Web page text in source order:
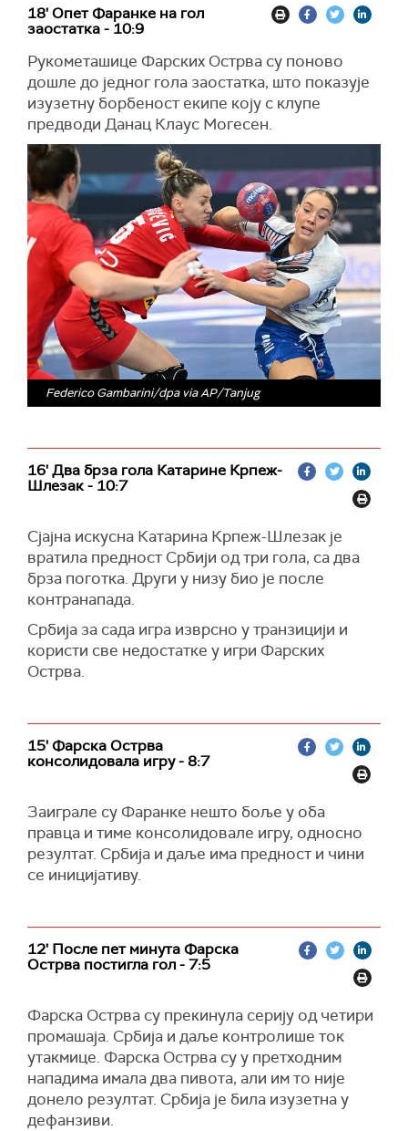
18' Опет Фаранке на гол
заостатка - 10:9
Рукометашице Фарских Острва су поново
дошле до једног гола заостатка, што показује
изузетну борбеност екипе коју с клупе
предводи Данац Клаус Могесен.
Federico Gambarini/dpa via AP/Tanjug
16' Два брза гола Катарине Крпеж-
Шлезак - 10:7
Сјајна искусна Катарина Крпеж-Шлезак је
вратила предност Србији од три гола, са два
брза поготка. Други у низу био је после
контранапада.
Србија за сада игра изврсно у транзицији и
користи све недостатке у игри Фарских
Острва.
15' Фарска Острва
консолидовала игру - 8:7
Заиграле су Фаранке нешто боље у оба
правца и тиме консолидовале игру, односно
резултат. Србија и даље има предност и чини
се иницијативу.
12' После пет минута Фарска
Острва постигла гол - 7:5
Фарска Острва су прекинула серију од четири
промашаја. Србија и даље контролише ток
утакмице. Фарска Острва су у претходним
нападима имала два пивота, али им то није
донело резултат. Србија је била изузетна у
дефанзиви.